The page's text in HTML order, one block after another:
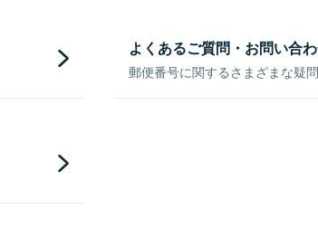
よくあるご質問・お問い合
郵便番号に関するさまざまな疑